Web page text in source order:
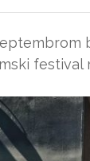
festival